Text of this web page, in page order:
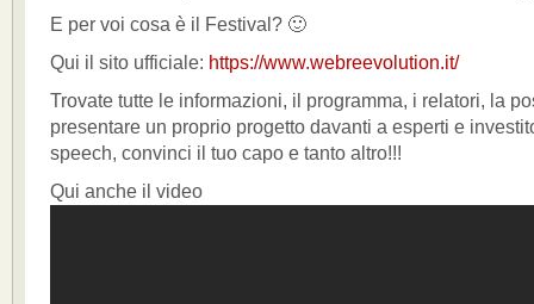
E per voi cosa è il Festival? 🙂
Qui il sito ufficiale: https://www.webreevolution.it/
Trovate tutte le informazioni, il programma, i relatori, la
presentare un proprio progetto davanti a esperti e
speech, convinci il tuo capo e tanto altro!!!
Qui anche il video